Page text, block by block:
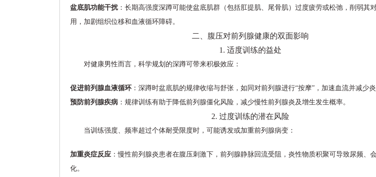
盆底肌功能干扰：长期高强度深蹲可能使盆底肌群（包括肛提肌、尾骨肌）过度疲劳或松弛，削弱其
用，加剧组织位移和血液循环障碍。
二、腹压对前列腺健康的双面影响
1. 适度训练的益处
对健康男性而言，科学规划的深蹲可带来积极效应：
促进前列腺血液循环 ：深蹲时盆底肌的规律收缩与舒张，如同对前列腺进行“按摩”，加速血流并减少炎
预防前列腺疾病 ：规律训练有助于降低前列腺僵化风险，减少慢性前列腺炎及增生发生概率。
2. 过度训练的潜在风险
当训练强度、频率超过个体耐受限度时，可能诱发或加重前列腺病变：
加重炎症反应 ：慢性前列腺炎患者在腹压刺激下，前列腺静脉回流受阻，炎性物质积聚可导致尿频、
化。